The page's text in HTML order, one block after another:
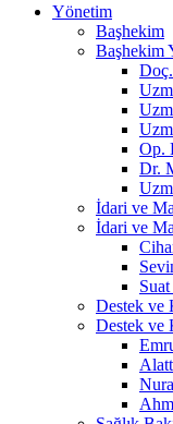
Yönetim
Başhekim
Başhekim
Op.
Dr.
İdari ve
İdari ve
Destek ve
Destek ve